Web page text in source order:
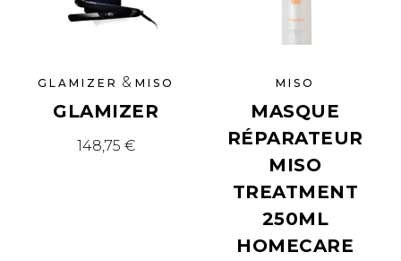
GLAMIZER & MISO
GLAMIZER
148,75 €
MISO
MASQUE
RÉPARATEUR
MISO
TREATMENT
250ML
HOMECARE